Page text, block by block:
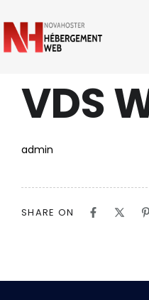
IN:
VDS
Author
admin
Published
on:
SHARE ON